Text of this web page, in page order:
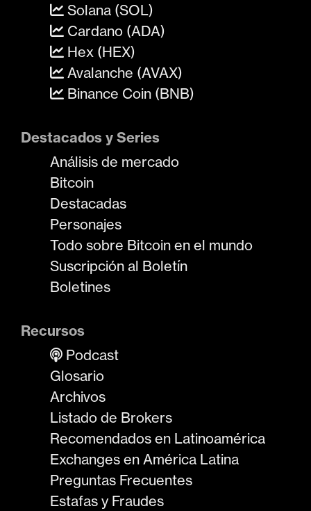
Solana (SOL)
Cardano (ADA)
Hex (HEX)
Avalanche (AVAX)
Binance Coin (BNB)
Destacados y Series
Análisis de mercado
Bitcoin
Destacadas
Personajes
Todo sobre Bitcoin en el mundo
Suscripción al Boletín
Boletines
Recursos
Podcast
Glosario
Archivos
Listado de Brokers
Recomendados en Latinoamérica
Exchanges en América Latina
Preguntas Frecuentes
Estafas y Fraudes